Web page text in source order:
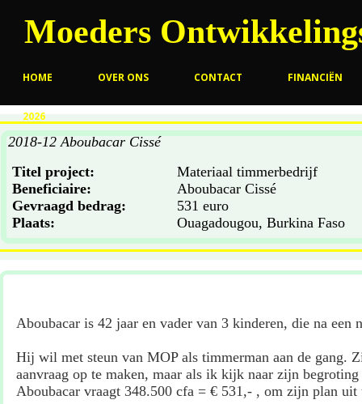
HOME OVER ONS CONTACT FINANCIËN
2026
Moeders
Titel project:
Beneficiaire:
Gevraagd bedrag:
Plaats:
Materiaal timmerbedrijf
Aboubacar Cissé
531 euro
Ouagadougou, Burkina Faso
2018-12 Aboubacar Cissé
Aboubacar is 42 jaar en vader van 3 kinderen, die na
Hij wil met steun van MOP als timmerman aan de gang.
aanvraag op te maken, maar als ik kijk naar zijn
Aboubacar vraagt 348.500 cfa = € 531,- , om zijn plan uit